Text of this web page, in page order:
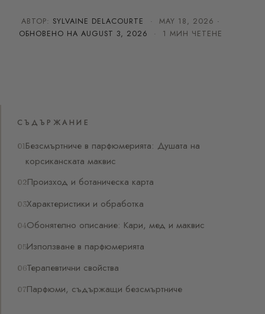
АВТОР: SYLVAINE DELACOURTE · MAY 18, 2026 ·
ОБНОВЕНО НА AUGUST 3, 2026 · 1 МИН ЧЕТЕНЕ
СЪДЪРЖАНИЕ
Безсмъртниче в парфюмерията: Душата на
корсиканската маквис
Произход и ботаническа карта
Характеристики и обработка
Обонятелно описание: Кари, мед и маквис
Използване в парфюмерията
Терапевтични свойства
Парфюми, съдържащи безсмъртниче